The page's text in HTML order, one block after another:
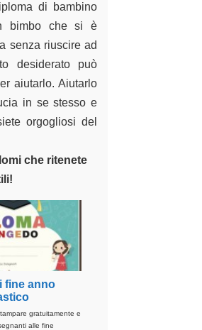
di bambino
bimbo che si è
senza riuscire ad
desiderato può
aiutarlo. Aiutarlo
in se stesso e
orgogliosi del
che ritenete
fine anno
gratuitamente e
alle fine